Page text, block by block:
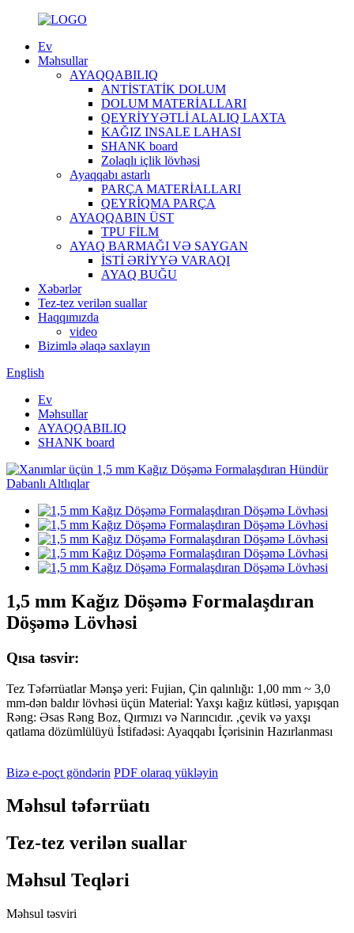
Ev
Məhsullar
AYAQQABILIQ
ANTİSTATİK DOLUM
DOLUM MATERİALLARI
QEYRİYYƏTLİ ALALIQ LAXTA
KAĞIZ INSALE LAHASI
SHANK board
Zolaqlı içlik lövhəsi
Ayaqqabı astarlı
PARÇA MATERİALLARI
QEYRİQMA PARÇA
AYAQQABIN ÜST
TPU FİLM
AYAQ BARMAĞI VƏ SAYGAN
İSTİ ƏRİYYƏ VARAQI
AYAQ BUĞU
Xəbərlər
Tez-tez verilən suallar
Haqqımızda
video
Bizimlə əlaqə saxlayın
English
Ev
Məhsullar
AYAQQABILIQ
SHANK board
1,5 mm Kağız Döşəmə Formalaşdıran
Döşəmə Lövhəsi
Qısa təsvir:
Tez Təfərrüatlar Mənşə yeri: Fujian, Çin qalınlığı: 1,00 mm ~ 3,0
mm-dən baldır lövhəsi üçün Material: Yaxşı kağız kütləsi, yapışqan
Rəng: Əsas Rəng Boz, Qırmızı və Narıncıdır. ,çevik və yaxşı
qatlama dözümlülüyü İstifadəsi: Ayaqqabı İçərisinin Hazırlanması
Bizə e-poçt göndərin PDF olaraq yükləyin
Məhsul təfərrüatı
Tez-tez verilən suallar
Məhsul Teqləri
Məhsul təsviri